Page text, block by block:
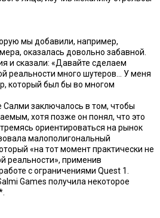
мы добавили, например,
оказалась довольно забавной.
и сказали: «Давайте сделаем
реальности много шутеров… У меня
который был бы во многом
Салми заключалось в том, чтобы
хотя позже он понял, что это
ориентироваться на рынок
малополигональный
«на тот момент практически не
реальности», применив
с ограничениями Quest 1.
Games получила некоторое